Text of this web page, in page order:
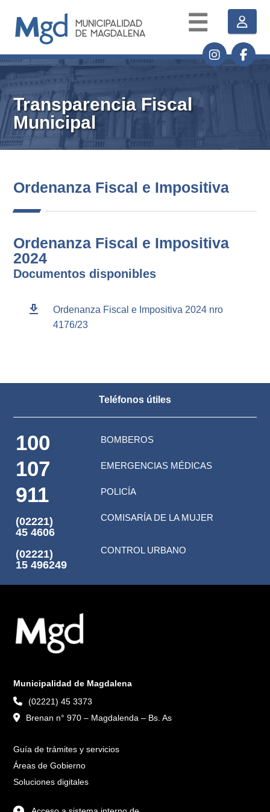
☰
Transparencia Fiscal
Municipal
Ordenanza Fiscal e Impositiva
Ordenanza Fiscal e Impositiva
2024
Documentos disponibles
download
Ordenanza Fiscal e Impositiva 2024 nro
4176/23
Teléfonos útiles
100 BOMBEROS
107 EMERGENCIAS MÉDICAS
911 POLICÍA
(02221)
45 4606
COMISARÍA DE LA MUJER
(02221)
15 496249
CONTROL URBANO
Municipalidad de Magdalena
(02221) 45 3373
Brenan n° 970 – Magdalenda – Bs. As
Guía de trámites y servicios
Áreas de Gobierno
Soluciones digitales